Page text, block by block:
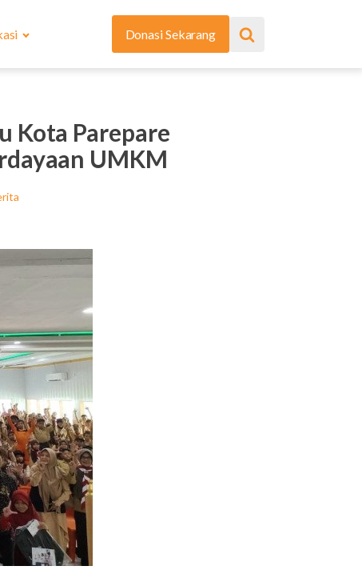
Donasi Sekarang
Kota Parepare
UMKM